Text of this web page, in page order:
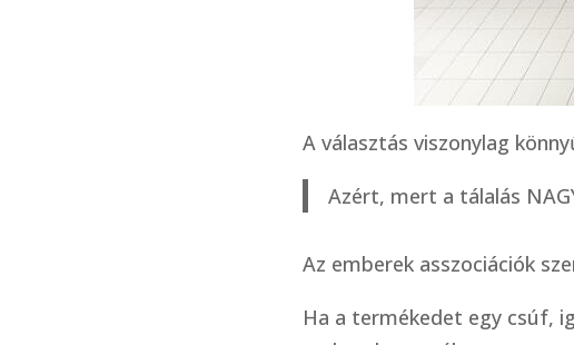
A választás viszonylag
Azért, mert a tálalás
Az emberek asszociációk
Ha a termékedet egy csúf,